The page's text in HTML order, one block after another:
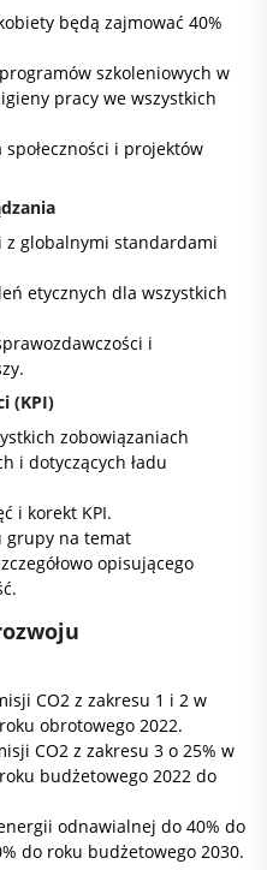
będą zajmować 40%
szkoleniowych w
pracy we wszystkich
i projektów
z globalnymi standardami
etycznych dla wszystkich
i
(KPI)
zobowiązaniach
i dotyczących ładu
i korekt KPI.
grupy na temat
opisującego
CO2 z zakresu 1 i 2 w
obrotowego 2022.
CO2 z zakresu 3 o 25% w
budżetowego 2022 do
odnawialnej do 40% do
do roku budżetowego 2030.